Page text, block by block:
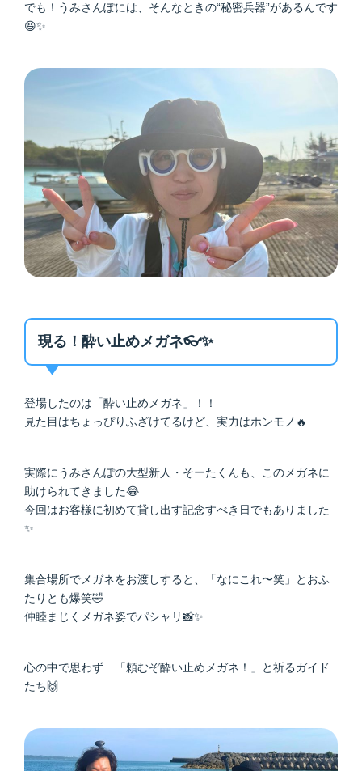
でも！うみさんぽには、そんなときの“秘密兵器”があるんです
😆✨
現る！酔い止めメガネ👓✨
登場したのは「酔い止めメガネ」！！
見た目はちょっぴりふざけてるけど、実力はホンモノ🔥
実際にうみさんぽの大型新人・そーたくんも、このメガネに
助けられてきました😂
今回はお客様に初めて貸し出す記念すべき日でもありました
✨
集合場所でメガネをお渡しすると、「なにこれ〜笑」とおふ
たりとも爆笑🤣
仲睦まじくメガネ姿でパシャリ📸✨
心の中で思わず…「頼むぞ酔い止めメガネ！」と祈るガイド
たち🙌